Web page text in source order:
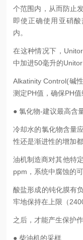
个范围内，从而防止
即使正确使用亚硝
内。
在这种情况下，
中加进50毫升的Unitor
Alkatinity Control(碱
测定PH值，确保PH值
● 氯化物-建议最高含
冷却水的氯化物含量
性还是渐进性的增加
油机制造商对其他特
ppm，系统中腐蚀的
酸盐形成的钝化膜有
牢地保持在上限（
之后，才能产生保护作
● 柴油机的采样